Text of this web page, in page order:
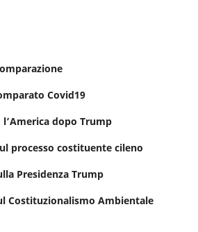
Covid19
dopo Trump
processo costituente cileno
Presidenza Trump
Costituzionalismo Ambientale